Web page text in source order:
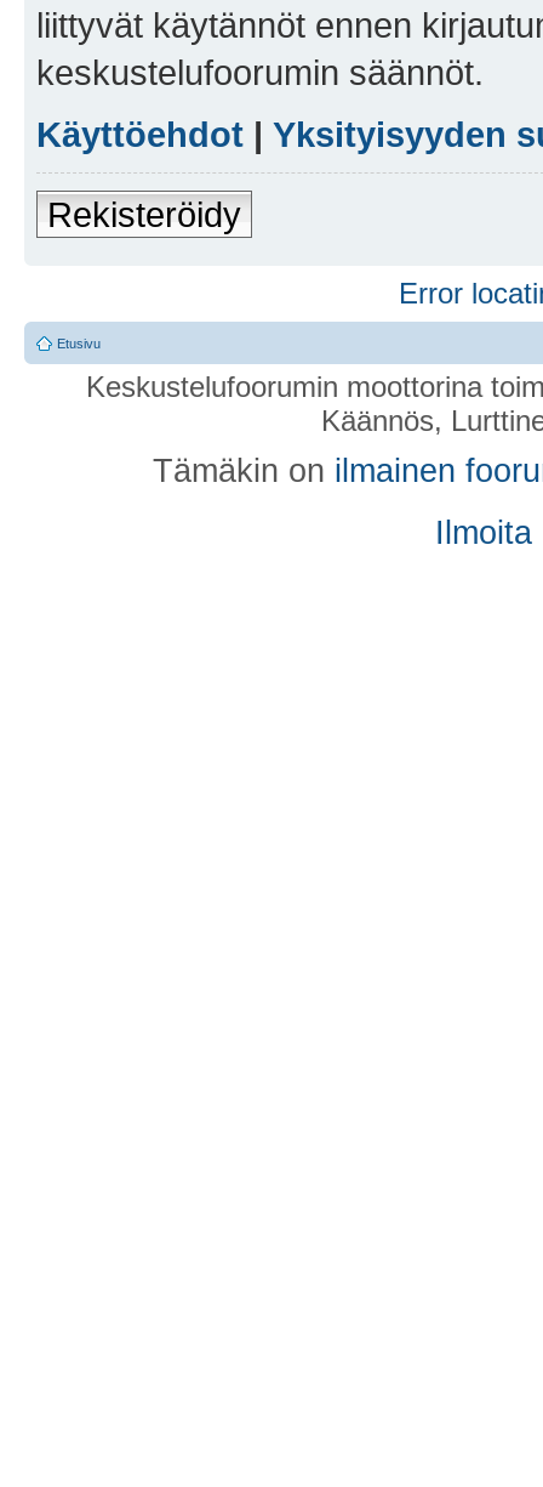
liittyvät käytännöt ennen
keskustelufoorumin säännöt.
Käyttöehdot | Yksityisyyden
Rekisteröidy
Error
Etusivu
Keskustelufoorumin moottorina
Käännös,
Tämäkin on ilmainen